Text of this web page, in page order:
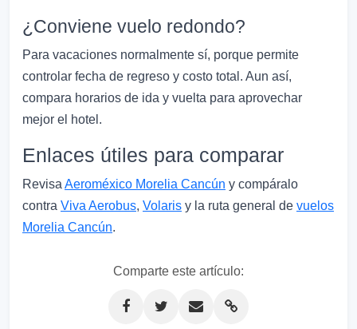
¿Conviene vuelo redondo?
Para vacaciones normalmente sí, porque permite
controlar fecha de regreso y costo total. Aun así,
compara horarios de ida y vuelta para aprovechar
mejor el hotel.
Enlaces útiles para comparar
RevisaAeroméxico Morelia Cancún y compáralo
contra Viva Aerobus, Volaris y la ruta general de vuelos
Morelia Cancún.
Comparte este artículo: